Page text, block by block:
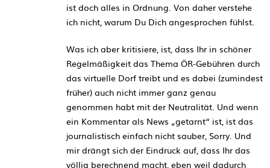
ist doch alles in Ordnung. Von daher verstehe
ich nicht, warum Du Dich angesprochen fühlst.
Was ich aber kritisiere, ist, dass Ihr in schöner
Regelmäßigkeit das Thema ÖR-Gebühren durch
das virtuelle Dorf treibt und es dabei (zumindest
früher) auch nicht immer ganz genau
genommen habt mit der Neutralität. Und wenn
ein Kommentar als News „getarnt“ ist, ist das
journalistisch einfach nicht sauber, Sorry. Und
mir drängt sich der Eindruck auf, dass Ihr das
völlig berechnend macht, eben weil dadurch